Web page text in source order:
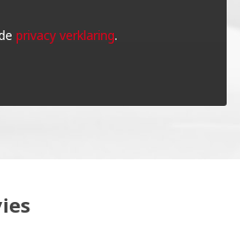
privacy verklaring.